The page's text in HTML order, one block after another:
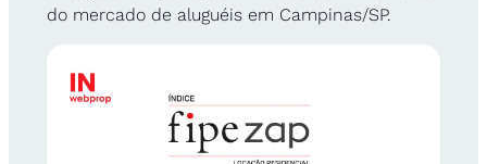
do mercado de aluguéis em Campinas/SP.